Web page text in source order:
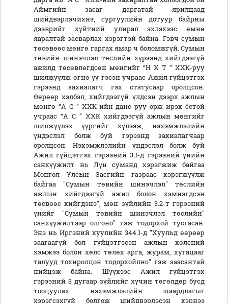
Аймгийн засаг даргатай ярилцаад
шийдвэрлэчихнэ, сургуулийн дотуур байрны
дээврийг хүйтний улирал эхлэхээс өмнө
яаралтай засварлах хэрэгтэй байна. Гэвч сумын
төсөвөөс мөнгө гаргах ямар ч боломжгүй. Сумын
төвийн шинэчлэл төслийн хүрээнд хийгдээгүй
ажилд төсөвлөгдсөн мөнгийг “Н Х Т ” ХХК-руу
шилжүүлж өгнө үү гэсэн учраас Ажил гүйцэтгэх
гэрээнд захиалагч гэх статусаар оролцсон.
Өөрөөр хэлбэл, хийгдээгүй үлдсэн дээрх ажлын
мөнгө “А С ” ХХК-ийн данс руу орж ирэх ёстой
учраас “А С ” ХХК хийгдээгүй ажлын мөнгийг
шилжүүлэх үүргийг хүлээж, нэхэмжлэлийн
үндэслэл болж буй гэрээнд захиалагчаар
оролцсон. Нэхэмжлэлийн үндэслэл болж буй
Ажил гүйцэтгэх гэрээний 3.1-д гэрээний үнийн
санхүүжилт нь Лүн суманд хэрэгжиж байгаа
Монгол Улсын Засгийн газраас хэрэгжүүлж
байгаа "Сумын төвийн шинэчлэл" төслийн
ажлын хийгдээгүй ажил болон хэмнэгдсэн
төсвөөс хийгдэнэ", мөн зүйлийн 3.2-т гэрээний
үнийг "Сумын төвийн шинэчлэл төслийн"
санхүүжилтээр олгоно" гэж тодорхой тусгасан.
Энэ нь Иргэний хуулийн 344.1-д "Хуульд өөрөөр
заагаагүй бол гүйцэтгэсэн ажлын хөлсний
хэмжээ болон хөлс төлөх арга, журам, хугацааг
талууд тохиролцон тодорхойлно" гэж заасантай
нийцэж байна. Шүүхээс Ажил гүйцэтгэх
гэрээний 3 дугаар зүйлийг хүчин төгөлдөр бусд
тооцуулах нэхэмжлэлийн шаардлагыг
хэрэгсэхгүй болгож шийдвэрлэсэн хэрнээ